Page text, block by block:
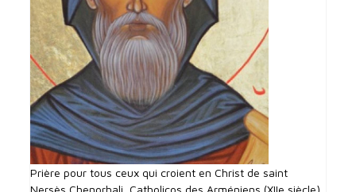
Prière pour tous ceux qui croient en Christ de saint
Nersès Chenorhali, Catholicos des Arméniens (XIIe siècle)